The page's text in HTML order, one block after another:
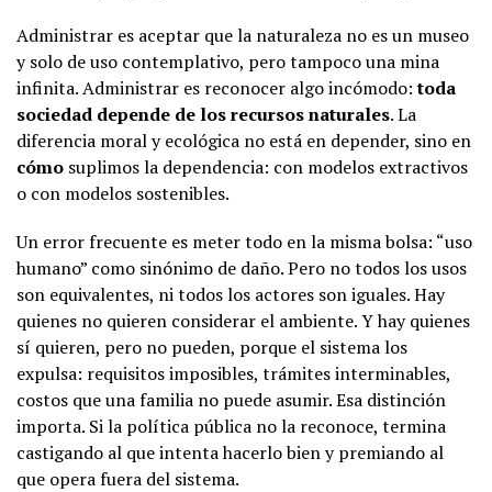
Administrar es aceptar que la naturaleza no es un museo
y solo de uso contemplativo, pero tampoco una mina
infinita. Administrar es reconocer algo incómodo:toda
sociedad depende de los recursos naturales. La
diferencia moral y ecológica no está en depender, sino en
cómo suplimos la dependencia: con modelos extractivos
o con modelos sostenibles.
Un error frecuente es meter todo en la misma bolsa: “uso
humano” como sinónimo de daño. Pero no todos los usos
son equivalentes, ni todos los actores son iguales. Hay
quienes no quieren considerar el ambiente. Y hay quienes
sí quieren, pero no pueden, porque el sistema los
expulsa: requisitos imposibles, trámites interminables,
costos que una familia no puede asumir. Esa distinción
importa. Si la política pública no la reconoce, termina
castigando al que intenta hacerlo bien y premiando al
que opera fuera del sistema.